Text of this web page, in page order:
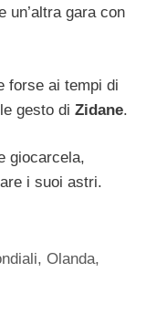
un’altra gara con
forse ai tempi di
gesto di Zidane.
giocarcela,
i suoi astri.
,Olanda,